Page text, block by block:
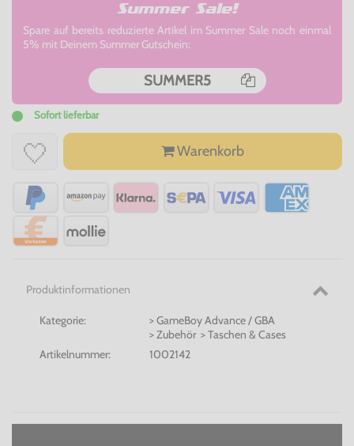
Summer Sale!
Spare auf bereits reduzierte Artikel im Summer Sale noch einmal
5% mit Deinem Summer Gutschein:
SUMMER5
Sofort lieferbar
Warenkorb
Produktinformationen
Kategorie:
> GameBoy Advance / GBA
> Zubehör > Taschen & Cases
Artikelnummer:
1002142